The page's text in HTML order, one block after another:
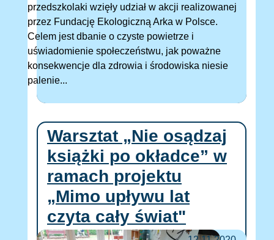
przedszkolaki wzięły udział w akcji realizowanej
przez Fundację Ekologiczną Arka w Polsce.
Celem jest dbanie o czyste powietrze i
uświadomienie społeczeństwu, jak poważne
konsekwencje dla zdrowia i środowiska niesie
palenie...
Warsztat „Nie osądzaj
książki po okładce” w
ramach projektu
„Mimo upływu lat
czyta cały świat"